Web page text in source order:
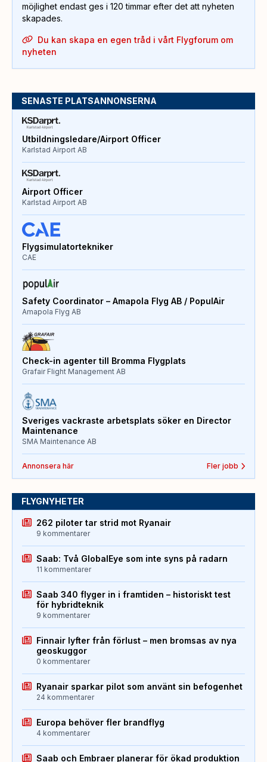
möjlighet endast ges i 120 timmar efter det att nyheten
skapades.
Du kan skapa en egen tråd i vårt Flygforum om
nyheten
SENASTE PLATSANNONSERNA
Utbildningsledare/Airport Officer
Karlstad Airport AB
Airport Officer
Karlstad Airport AB
Flygsimulatortekniker
CAE
Safety Coordinator – Amapola Flyg AB / PopulAir
Amapola Flyg AB
Check-in agenter till Bromma Flygplats
Grafair Flight Management AB
Sveriges vackraste arbetsplats söker en Director
Maintenance
SMA Maintenance AB
Annonsera här Fler jobb
FLYGNYHETER
262 piloter tar strid mot Ryanair
9 kommentarer
Saab: Två GlobalEye som inte syns på radarn
11 kommentarer
Saab 340 flyger in i framtiden – historiskt test
för hybridteknik
9 kommentarer
Finnair lyfter från förlust – men bromsas av nya
geoskuggor
0 kommentarer
Ryanair sparkar pilot som använt sin befogenhet
24 kommentarer
Europa behöver fler brandflyg
4 kommentarer
Saab och Embraer planerar för ökad produktion